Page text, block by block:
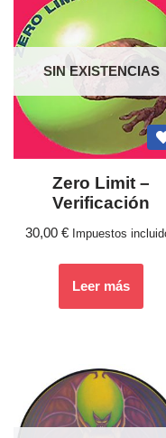
SIN EXISTENCIAS
Zero Limit ‎–
Verificación
30,00 € Impuestos
Leer más